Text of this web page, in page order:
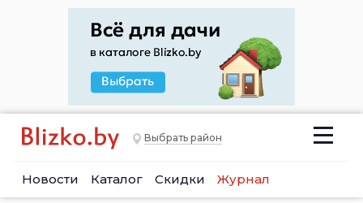
Выбрать район
Новости Каталог Скидки Журнал